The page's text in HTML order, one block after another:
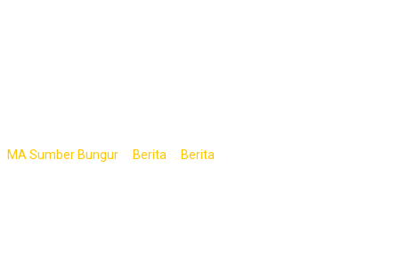
MA Sumber Bungur Berita Berita